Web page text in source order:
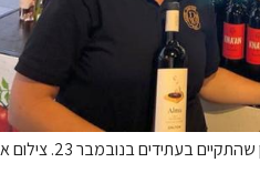
בנובמבר 23. צילום אסף צדיק